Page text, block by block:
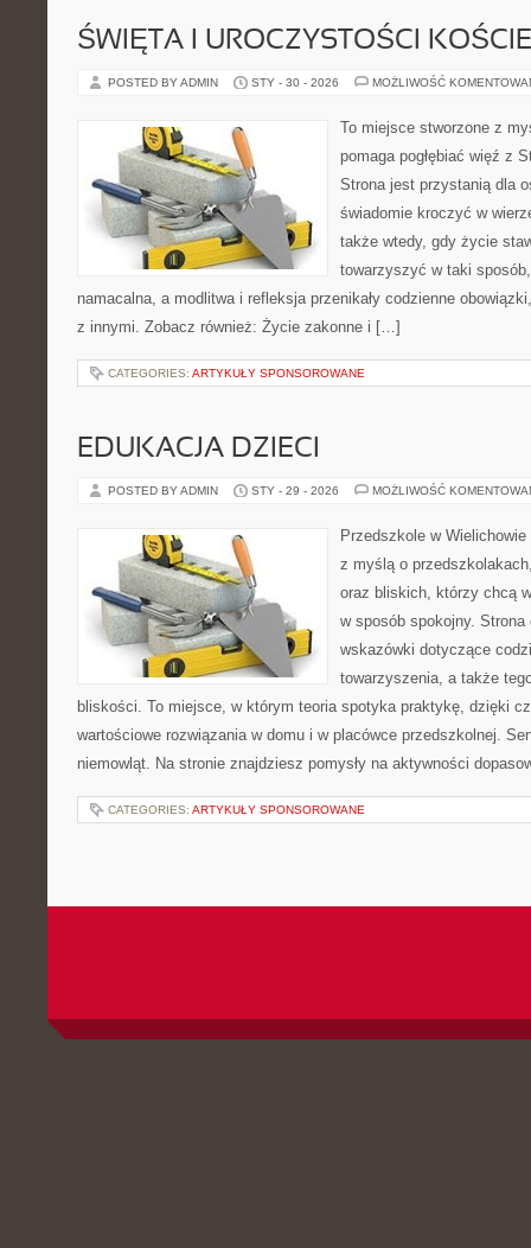
ŚWIĘTA I UROCZYSTOŚCI
POSTED BY ADMIN STY - 30 - 2026 MOŻLIWOŚĆ
To miejsce stworzone z
pomaga pogłębiać więź z
Strona jest przystanią dla
świadomie kroczyć w
także wtedy, gdy życie
towarzyszyć w taki
namacalna, a modlitwa i refleksja przenikały codzienne
z innymi. Zobacz również: Życie zakonne i […]
CATEGORIES: ARTYKUŁY SPONSOROWANE
EDUKACJA DZIECI
POSTED BY ADMIN STY - 29 - 2026 MOŻLIWOŚĆ
Przedszkole w
z myślą o
oraz bliskich, którzy chcą
w sposób spokojny.
wskazówki dotyczące
towarzyszenia, a także
bliskości. To miejsce, w którym teoria spotyka praktykę, dzięki
wartościowe rozwiązania w domu i w placówce przedszkolnej.
niemowląt. Na stronie znajdziesz pomysły na aktywności
CATEGORIES: ARTYKUŁY SPONSOROWANE